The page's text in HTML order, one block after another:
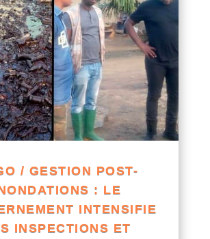
/ GESTION POST-
: LE
INTENSIFIE
INSPECTIONS ET